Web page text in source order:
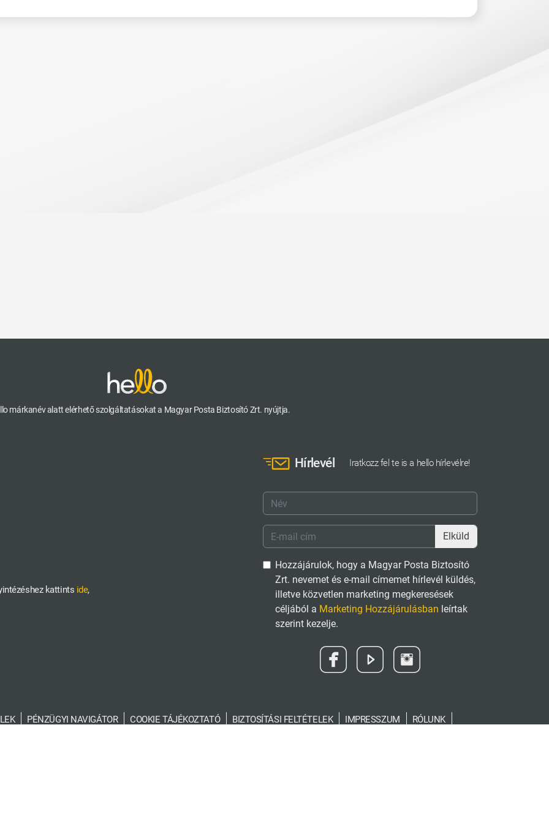
márkanév alatt elérhető szolgáltatásokat a Magyar Posta Biztosító Zrt. nyújtja.
kattints ide,
Hírlevél Iratkozz fel te is a hello hírlevélre!
Elküld
Hozzájárulok, hogy a Magyar Posta Biztosító
Zrt. nevemet és e-mail címemet hírlevél küldés,
illetve közvetlen marketing megkeresések
céljából a Marketing Hozzájárulásban leírtak
szerint kezelje.
PÉNZÜGYI NAVIGÁTOR COOKIE TÁJÉKOZTATÓ BIZTOSÍTÁSI FELTÉTELEK IMPRESSZUM
RÓLUNK